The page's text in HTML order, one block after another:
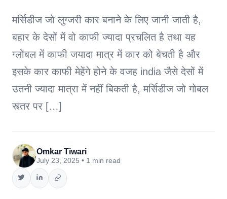
मर्सिडीज जो लुग्जरी कार बनाने के लिए जानी जाती है,
बहार के देसों में वो काफी ज्यादा प्रचलित है तथा यह
ग्लोबल में काफी जयादा मात्र में कार को बेचती है और
इसके कार काफी मेहेंगे होने के वजह india जैसे देसों में
उतनी ज्यादा मात्रा में नहीं बिकती है, मर्सिडीज जो गोबल
स्त्तर पर […]
Omkar Tiwari
July 23, 2025 • 1 min read